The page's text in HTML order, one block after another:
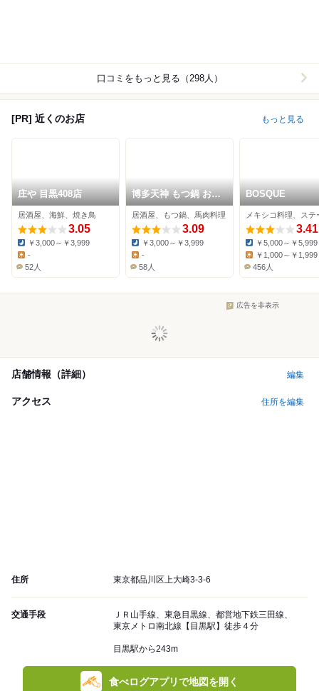
口コミをもっと見る（298人）
[PR] 近くのお店 もっと見る
庄や 目黒408店
居酒屋、海鮮、焼き鳥
3.05
Dinner:
￥3,000～￥3,999
-
52人
博多天神 もつ鍋 お多
福 目黒店
居酒屋、もつ鍋、馬肉料理
3.09
Dinner:
￥3,000～￥3,999
-
58人
BOSQUE
3.41
Dinner:
￥5,000～￥5,999
￥1,000～￥1,999
456人
広告を非表示
店舗情報（詳細） 編集
アクセス 住所を編集
住所 東京都品川区上大崎3-3-6
交通手段
ＪＲ山手線、東急目黒線、都営地下鉄三田線、
東京メトロ南北線【目黒駅】徒歩４分
目黒駅から243m
食べログアプリで地図を開く